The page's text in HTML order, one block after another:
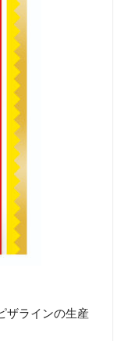
ザラインの生産